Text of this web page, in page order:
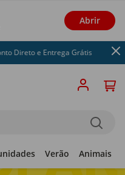
Abrir
Entrega Grátis
Verão Animais
Online